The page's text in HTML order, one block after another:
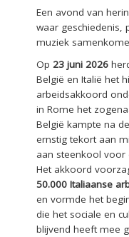
Een avond van
waar geschiedenis,
muziek
Op 23 juni 2026
België en Italië het
arbeidsakkoord
in Rome het
België kampte na
ernstig tekort aan
aan steenkool voor
Het akkoord
50.000 Italiaanse
en vormde het
die het sociale en
blijvend heeft mee